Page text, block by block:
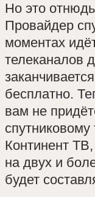
Но это
Провайдер
моментах
телеканалов
бесплатно.
вам не
Континент
на двух и
будет